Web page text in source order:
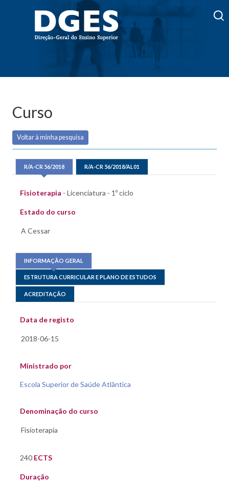
Curso
Voltar à minha pesquisa
R/A-CR 56/2018 R/A-CR 56/2018/AL01
Fisioterapia - Licenciatura - 1º ciclo
Estado do curso
INFORMAÇÃO GERAL
ESTRUTURA CURRICULAR E PLANO DE ESTUDOS
ACREDITAÇÃO
Data de registo
Ministrado por
Escola Superior de Saúde Atlântica
Denominação do curso
240 ECTS
Duração